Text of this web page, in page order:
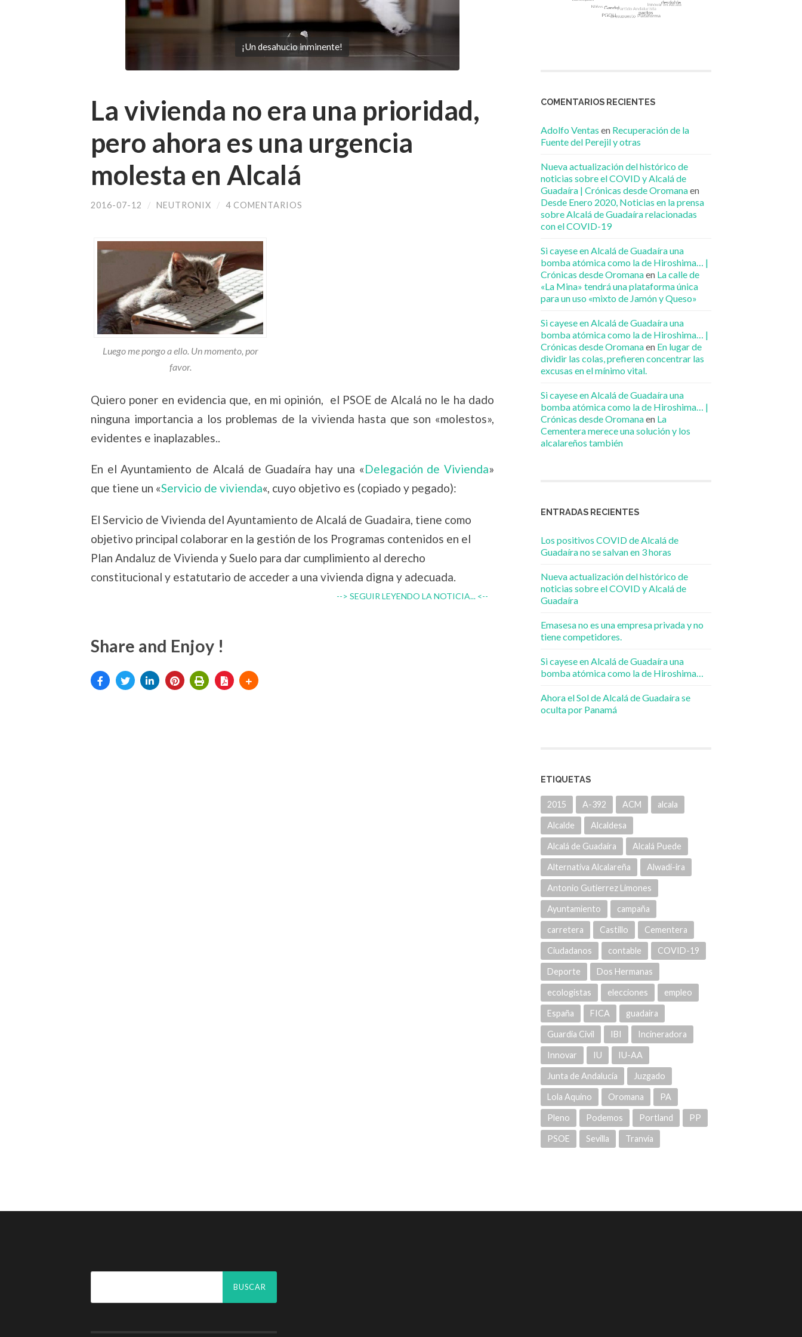
¡Un desahucio inminente!
La vivienda no era una prioridad,
pero ahora es una urgencia
molesta en Alcalá
2016-07-12 / NEUTRONIX / 4 COMENTARIOS
Luego me pongo a ello. Un momento, por
favor.
Quiero poner en evidencia que, en mi opinión, el PSOE de Alcalá no le ha dado
ninguna importancia a los problemas de la vivienda hasta que son «molestos»,
evidentes e inaplazables..
En el Ayuntamiento de Alcalá de Guadaíra hay una «Delegación de Vivienda»
que tiene un «Servicio de vivienda«, cuyo objetivo es (copiado y pegado):
El Servicio de Vivienda del Ayuntamiento de Alcalá de Guadaira, tiene como
objetivo principal colaborar en la gestión de los Programas contenidos en el
Plan Andaluz de Vivienda y Suelo para dar cumplimiento al derecho
constitucional y estatutario de acceder a una vivienda digna y adecuada.
--> SEGUIR LEYENDO LA NOTICIA... <--
Share and Enjoy !
COMENTARIOS RECIENTES
Adolfo Ventas en Recuperación de la
Fuente del Perejil y otras
Nueva actualización del histórico de
noticias sobre el COVID y Alcalá de
Guadaíra | Crónicas desde Oromanaen
Desde Enero 2020, Noticias en la prensa
sobre Alcalá de Guadaíra relacionadas
con el COVID-19
Si cayese en Alcalá de Guadaíra una
bomba atómica como la de Hiroshima… |
Crónicas desde Oromanaen La calle de
«La Mina» tendrá una plataforma única
para un uso «mixto de Jamón y Queso»
Si cayese en Alcalá de Guadaíra una
bomba atómica como la de Hiroshima… |
Crónicas desde Oromanaen En lugar de
dividir las colas, prefieren concentrar las
excusas en el mínimo vital.
Si cayese en Alcalá de Guadaíra una
bomba atómica como la de Hiroshima… |
Crónicas desde Oromanaen La
Cementera merece una solución y los
alcalareños también
ENTRADAS RECIENTES
Los positivos COVID de Alcalá de
Guadaíra no se salvan en 3 horas
Nueva actualización del histórico de
noticias sobre el COVID y Alcalá de
Guadaíra
Emasesa no es una empresa privada y no
tiene competidores.
Si cayese en Alcalá de Guadaíra una
bomba atómica como la de Hiroshima…
Ahora el Sol de Alcalá de Guadaíra se
oculta por Panamá
ETIQUETAS
2015 A-392 ACM alcala
Alcalde Alcaldesa
Alcalá de Guadaíra Alcalá Puede
Alternativa Alcalareña Alwadi-ira
Antonio Gutierrez Limones
Ayuntamiento campaña
carretera Castillo Cementera
Ciudadanos contable COVID-19
Deporte Dos Hermanas
ecologistas elecciones empleo
España FICA guadaira
Guardia Civil IBI Incineradora
Innovar IU IU-AA
Junta de Andalucía Juzgado
Lola Aquino Oromana PA
Pleno Podemos Portland PP
PSOE Sevilla Tranvía